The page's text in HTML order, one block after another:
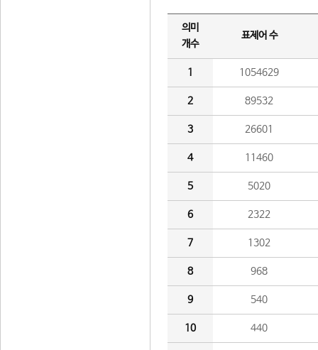
의미
개수
표제어 수
1 1054629
2 89532
3 26601
4 11460
5 5020
6 2322
7 1302
8 968
9 540
10 440